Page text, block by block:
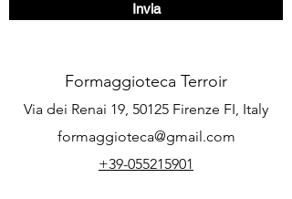
Invia
Formaggioteca Terroir
Via dei Renai 19, 50125 Firenze FI, Italy
formaggioteca@gmail.com
+39-055215901